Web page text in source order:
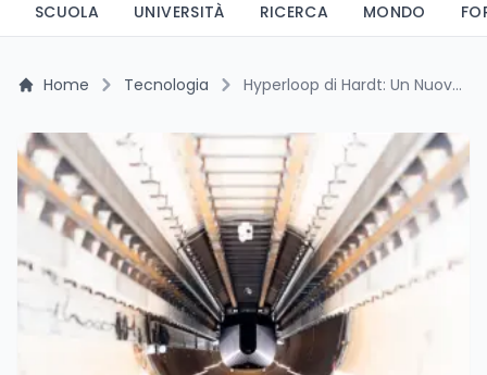
SCUOLA UNIVERSITÀ RICERCA MONDO
Home Tecnologia Hyperloop di Hardt: Un Nuovo Traguardo per la Mobilità Sostenibile in Europa